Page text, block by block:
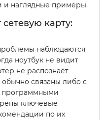
и наглядные примеры.
карту:
наблюдаются
ноутбук не видит
не распознаёт
связаны либо с
программными
ключевые
по их